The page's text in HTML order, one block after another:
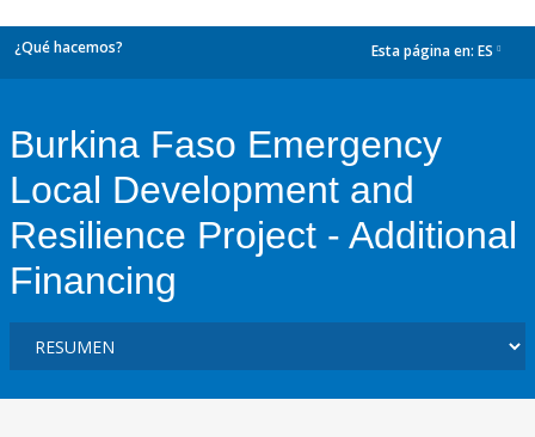
¿Qué hacemos? Esta página en: ES
Burkina Faso Emergency
Local Development and
Resilience Project - Additional
Financing